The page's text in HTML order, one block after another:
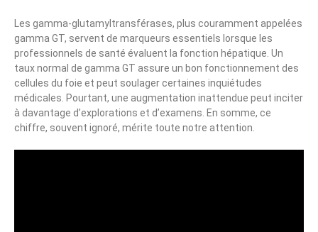
Les gamma-glutamyltransférases, plus couramment appelées
gamma GT, servent de marqueurs essentiels lorsque les
professionnels de santé évaluent la fonction hépatique. Un
taux normal de gamma GT assure un bon fonctionnement des
cellules du foie et peut soulager certaines inquiétudes
médicales. Pourtant, une augmentation inattendue peut inciter
à davantage d’explorations et d’examens. En somme, ce
chiffre, souvent ignoré, mérite toute notre attention.